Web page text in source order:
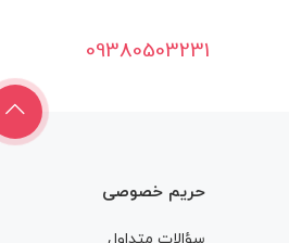
09380503231
حریم خصوصی